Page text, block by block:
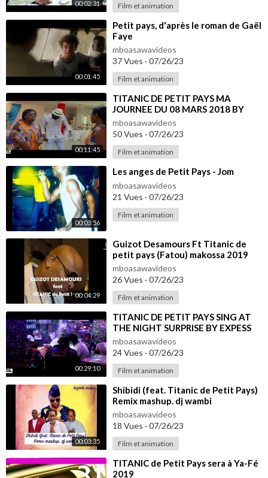
00:02:31 Film et animation
00:01:45
⁣Petit pays, d'après le roman de Gaël
Faye
mboasawavideos
37 Vues · 07/26/23
Film et animation
00:11:45
⁣TITANIC DE PETIT PAYS MA
JOURNEE DU 08 MARS 2018 BY
EXPRESS SUPPLY EVENTS
mboasawavideos
50 Vues · 07/26/23
Film et animation
00:03:56
⁣Les anges de Petit Pays - Jom
mboasawavideos
21 Vues · 07/26/23
Film et animation
00:04:29
⁣Guizot Desamours Ft Titanic de
petit pays (Fatou) makossa 2019
mboasawavideos
26 Vues · 07/26/23
Film et animation
00:29:10
⁣TITANIC DE PETIT PAYS SING AT
THE NIGHT SURPRISE BY EXPESS
SUPPLY ~1
mboasawavideos
24 Vues · 07/26/23
Film et animation
00:03:35
⁣Shibidi (feat. Titanic de Petit Pays)
Remix mashup. dj wambi
mboasawavideos
18 Vues · 07/26/23
Film et animation
⁣TITANIC de Petit Pays sera à Ya-Fé
2019